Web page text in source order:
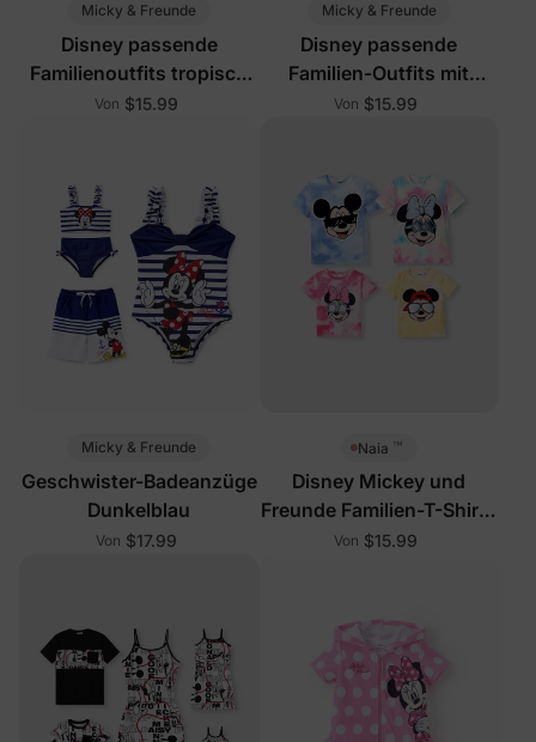
Micky & Freunde
Disney passende
Familienoutfits tropisch
Grün Weiß
Von $15.99
Micky & Freunde
Disney passende
Familien-Outfits mit
Streifenmuster
Von $15.99
Micky & Freunde
Geschwister-Badeanzüge
Dunkelblau
Von $17.99
Naia ™
Disney Mickey und
Freunde Familien-T-Shirts
ohne Ärmel, mehrfarbig
Von $15.99